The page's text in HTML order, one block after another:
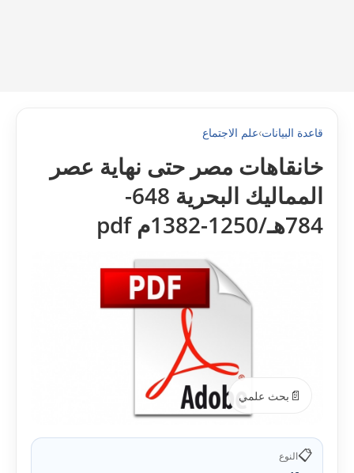
قاعدة البيانات›علم الاجتماع
خانقاهات مصر حتى نهاية عصر
المماليك البحرية 648-
784هـ/1250-1382م pdf
📄 بحث علمي
📋النوع